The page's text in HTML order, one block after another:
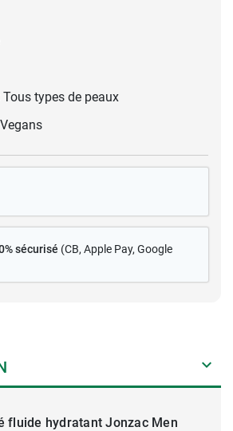
Tous types de peaux
Vegans
sécurisé (CB, Apple Pay, Google
fluide hydratant Jonzac Men